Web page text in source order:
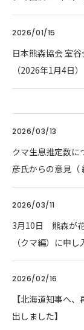
2026/01/15
日本熊森協会 室
（2026年1月4日）
2026/03/13
クマ生息推定数
彦氏からの意見（
2026/03/11
3月10日 熊森が
（クマ編）に申し
2026/02/16
【北海道知事へ
出しました】